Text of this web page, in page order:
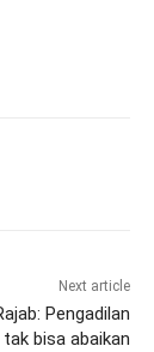
Next article
Pengadilan
bisa abaikan